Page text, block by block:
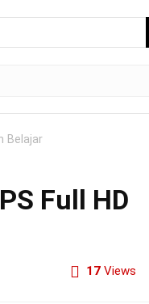
Belajar
Full HD
17 Views